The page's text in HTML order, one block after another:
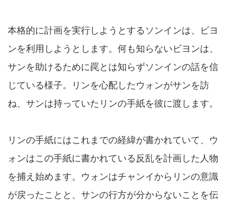
本格的に計画を実行しようとするソンインは、ビヨ
ンを利用しようとします。何も知らないビヨンは、
サンを助けるために罠とは知らずソンインの話を信
じている様子。リンを心配したウォンがサンを訪
ね、サンは持っていたリンの手紙を彼に渡します。
リンの手紙にはこれまでの経緯が書かれていて、ウ
ォンはこの手紙に書かれている反乱を計画した人物
を捕え始めます。ウォンはチャンイからリンの意識
が戻ったことと、サンの行方が分からないことを伝